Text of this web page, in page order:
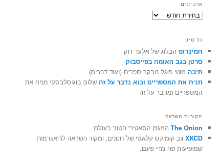
ארכיונים
ארכיונים
כל מיני
חמינדוס הבלוג של אלעד רוֶק
סרטן בגב האומה בפייסבוק
תיבה מוטי פוגל מבקר ספרים (ועוד דברים)
תניח את המספריים ובוא נדבר על זה שלום בוגוסלבסקי מניח את
המספריים ומדבר על זה
מקורות השראה
The Onion המגזין הסאטירי הטוב בעולם
XKCD ווב קומיקס קלאסי של חנונים, ומקור השראה לדיאגרמות
שמופיעות פה מדי פעם.